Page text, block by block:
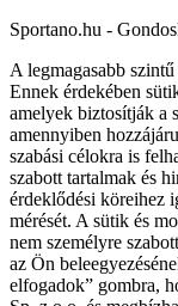
Sportano.hu -
A legmagasabb
Ennek érdekében
amelyek biztosítják a
amennyiben
szabási célokra is
szabott tartalmak és
érdeklődési köreihez
mérését. A sütik és
nem személyre
az Ön
elfogadok” gombra,